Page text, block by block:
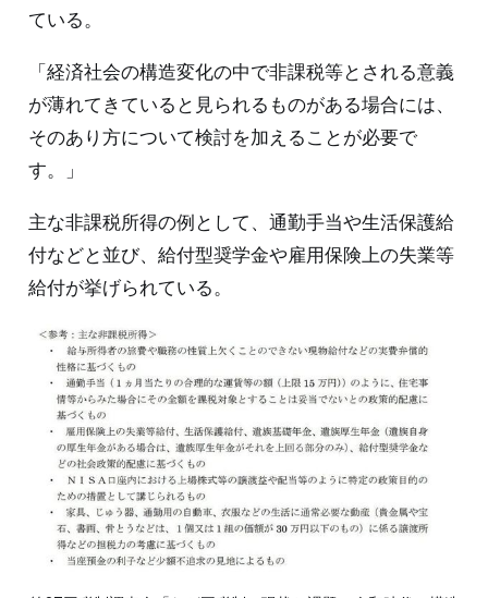
ている。
「経済社会の構造変化の中で非課税等とされる意義
が薄れてきていると見られるものがある場合には、
そのあり方について検討を加えることが必要で
す。」
主な非課税所得の例として、通勤手当や生活保護給
付などと並び、給付型奨学金や雇用保険上の失業等
給付が挙げられている。